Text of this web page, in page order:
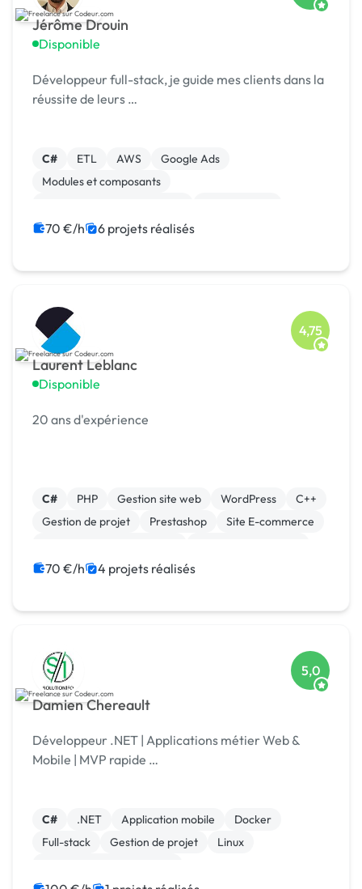
Jérôme Drouin
Disponible
Développeur full-stack, je guide mes clients dans la
réussite de leurs …
C# ETL AWS
Google Ads
Modules et composants
Integration HTML
Installation de Script
70 €/h 6 projets réalisés
Laurent Leblanc
Disponible
4,75
20 ans d'expérience
C# PHP Gestion site web WordPress
C++
Gestion de projet
Prestashop
Site E-commerce
70 €/h 4 projets réalisés
Damien Chereault
5,0
Développeur .NET | Applications métier Web &
Mobile | MVP rapide …
C# .NET Application mobile
Docker
Full-stack
Gestion de projet
Linux